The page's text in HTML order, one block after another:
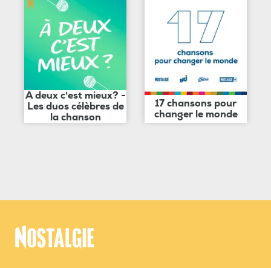
A deux c'est mieux? -
Les duos célèbres de
la chanson
17 chansons pour
changer le monde